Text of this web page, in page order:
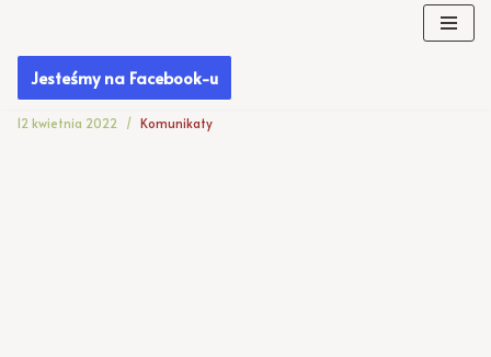
Przejdź
doJesteśmy na Facebook-u
12 kwietnia 2022 Komunikaty